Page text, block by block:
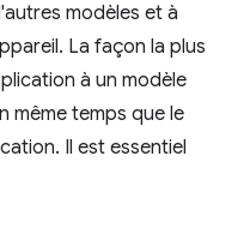
modèles et à
La façon la plus
à un modèle
même temps que le
Il est essentiel